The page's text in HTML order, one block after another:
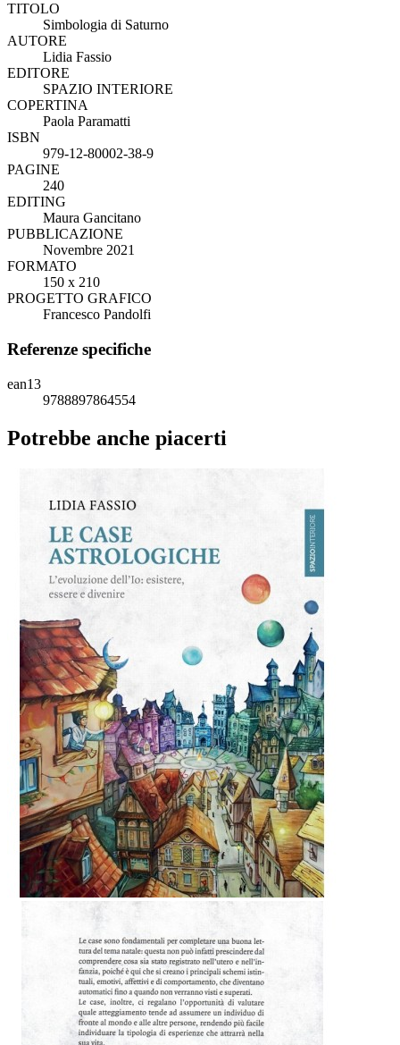
TITOLO
Simbologia di Saturno
AUTORE
Lidia Fassio
EDITORE
SPAZIO INTERIORE
COPERTINA
Paola Paramatti
ISBN
979-12-80002-38-9
PAGINE
240
EDITING
Maura Gancitano
PUBBLICAZIONE
Novembre 2021
FORMATO
150 x 210
PROGETTO GRAFICO
Francesco Pandolfi
Referenze specifiche
ean13
9788897864554
Potrebbe anche piacerti